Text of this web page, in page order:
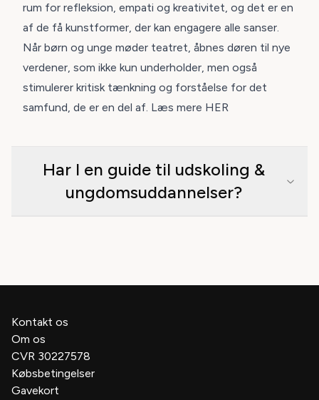
rum for refleksion, empati og kreativitet, og det er en
af de få kunstformer, der kan engagere alle sanser.
Når børn og unge møder teatret, åbnes døren til nye
verdener, som ikke kun underholder, men også
stimulerer kritisk tænkning og forståelse for det
samfund, de er en del af. Læs mere HER
Har I en guide til udskoling &
ungdomsuddannelser?
Kontakt os
Om os
CVR 30227578
Købsbetingelser
Gavekort